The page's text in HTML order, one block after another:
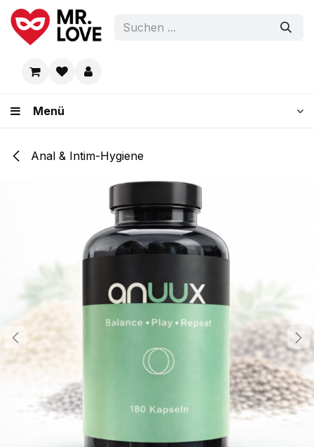
Zum Inhalt springen
Menü
Anal & Intim-Hygiene